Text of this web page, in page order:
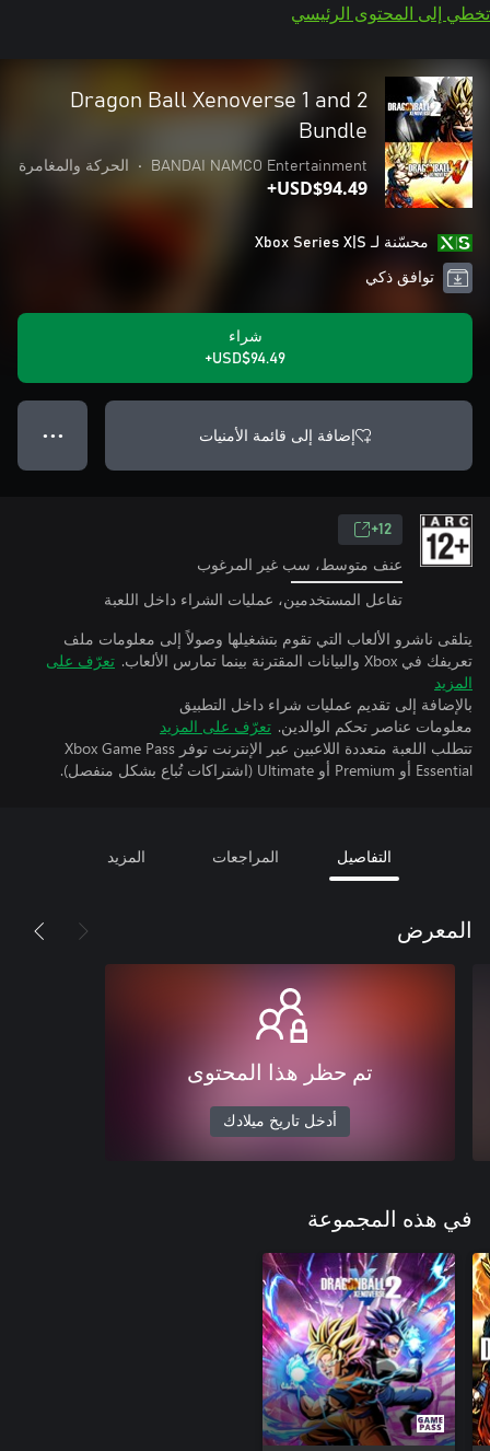
تخطي إلى المحتوى الرئيسي
Dragon Ball Xenoverse 1 and 2
Bundle
BANDAI NAMCO Entertainment
• الحركة والمغامرة
USD$94.49+
محسّنة لـ Xbox Series X|S
توافق ذكي
شراء
USD$94.49+
إضافة إلى قائمة الأمنيات ● ● ●
12+
عنف متوسط، سب غير المرغوب
تفاعل المستخدمين، عمليات الشراء داخل اللعبة
يتلقى ناشرو الألعاب التي تقوم بتشغيلها وصولاً إلى معلومات ملف
تعريفك في Xbox والبيانات المقترنة بينما تمارس الألعاب.
تعرّف على
المزيد
بالإضافة إلى تقديم عمليات شراء داخل التطبيق
معلومات عناصر تحكم الوالدين. تعرّف على المزيد
تتطلب اللعبة متعددة اللاعبين عبر الإنترنت توفر Xbox Game Pass
Essential أو Premium أو Ultimate (اشتراكات تُباع بشكل منفصل).
التفاصيل المراجعات المزيد
المعرض
تم حظر هذا المحتوى
أدخل تاريخ ميلادك
في هذه المجموعة